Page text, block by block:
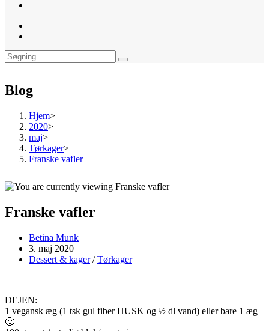
Blog
Hjem>
2020>
maj>
Tørkager>
Franske vafler
Franske vafler
Post
author:
Betina Munk
Post
published:
3. maj 2020
Post
Dessert & kager / Tørkager
DEJEN:
1 vegansk æg (1 tsk gul fiber HUSK og ½ dl vand) eller bare 1 æg
🙂